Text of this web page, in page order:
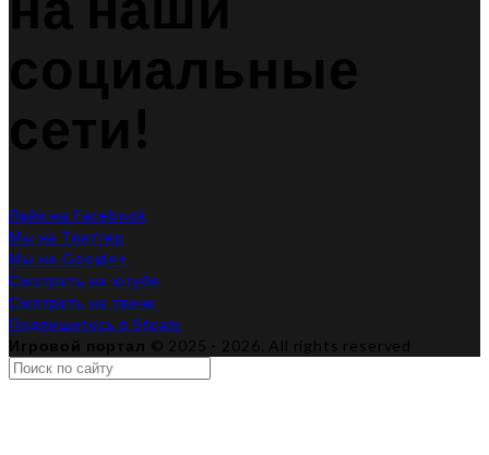
социальные
сети!
Лайк на Facebook
Мы на Твиттер
Мы на Google+
Смотреть на ютубе
Смотреть на твиче
Подпишитесь в Steam
Игровой портал © 2025 - 2026. All rights reserved